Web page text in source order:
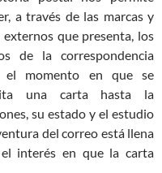
a través de las marcas y
externos que presenta, los
de la correspondencia
el momento en que se
una carta hasta la
su estado y el estudio
del correo está llena
interés en que la carta